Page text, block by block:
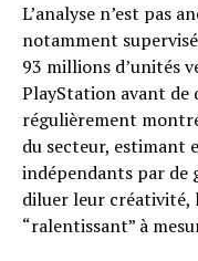
L’analyse n’est pas
notamment
93 millions d’unités
PlayStation avant de
régulièrement
du secteur, estimant
indépendants par de
diluer leur créativité,
“ralentissant” à